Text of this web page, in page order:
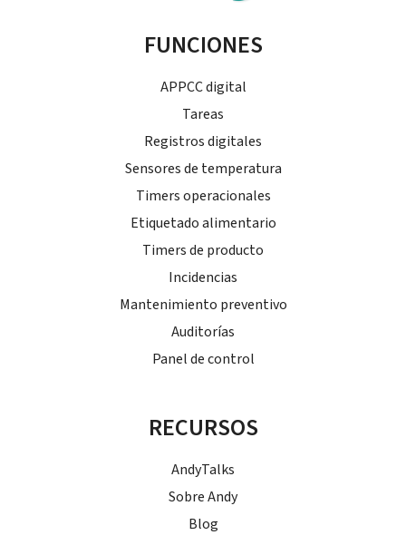
FUNCIONES
APPCC digital
Tareas
Registros digitales
Sensores de temperatura
Timers operacionales
Etiquetado alimentario
Timers de producto
Incidencias
Mantenimiento preventivo
Auditorías
Panel de control
RECURSOS
AndyTalks
Sobre Andy
Blog